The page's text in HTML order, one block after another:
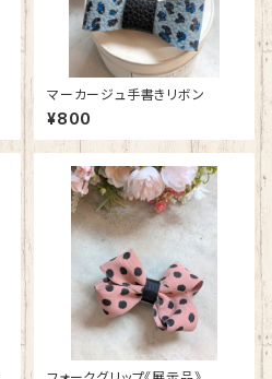
マーカージュ手書きリボン
¥800